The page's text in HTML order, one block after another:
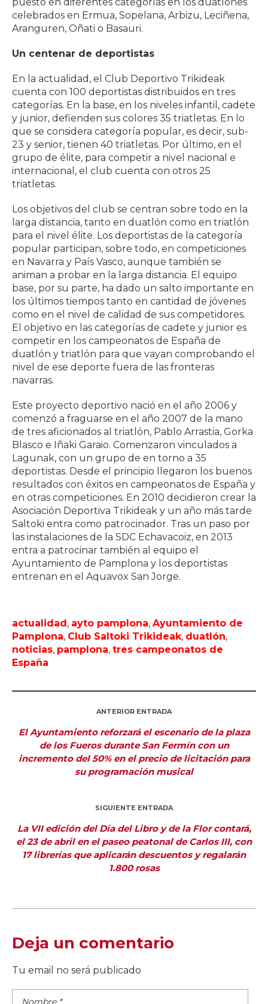
celebrados en Ermua, Sopelana, Arbizu, Leciñena,
Aranguren, Oñati o Basauri.
Un centenar de deportistas
En la actualidad, el Club Deportivo Trikideak
cuenta con 100 deportistas distribuidos en tres
categorías. En la base, en los niveles infantil, cadete
y junior, defienden sus colores 35 triatletas. En lo
que se considera categoría popular, es decir, sub-
23 y senior, tienen 40 triatletas. Por último, en el
grupo de élite, para competir a nivel nacional e
internacional, el club cuenta con otros 25
triatletas.
Los objetivos del club se centran sobre todo en la
larga distancia, tanto en duatlón como en triatlón
para el nivel élite. Los deportistas de la categoría
popular participan, sobre todo, en competiciones
en Navarra y País Vasco, aunque también se
animan a probar en la larga distancia. El equipo
base, por su parte, ha dado un salto importante en
los últimos tiempos tanto en cantidad de jóvenes
como en el nivel de calidad de sus competidores.
El objetivo en las categorías de cadete y junior es
competir en los campeonatos de España de
duatlón y triatlón para que vayan comprobando el
nivel de ese deporte fuera de las fronteras
navarras.
Este proyecto deportivo nació en el año 2006 y
comenzó a fraguarse en el año 2007 de la mano
de tres aficionados al triatlón, Pablo Arrastia, Gorka
Blasco e Iñaki Garaio. Comenzaron vinculados a
Lagunak, con un grupo de en torno a 35
deportistas. Desde el principio llegaron los buenos
resultados con éxitos en campeonatos de España y
en otras competiciones. En 2010 decidieron crear la
Asociación Deportiva Trikideak y un año más tarde
Saltoki entra como patrocinador. Tras un paso por
las instalaciones de la SDC Echavacoiz, en 2013
entra a patrocinar también al equipo el
Ayuntamiento de Pamplona y los deportistas
entrenan en el Aquavox San Jorge.
actualidad, ayto pamplona, Ayuntamiento de
Pamplona, Club Saltoki Trikideak, duatlón,
noticias, pamplona, tres campeonatos de
España
ANTERIOR ENTRADA
El Ayuntamiento reforzará el escenario de la plaza
de los Fueros durante San Fermín con un
incremento del 50% en el precio de licitación para
su programación musical
SIGUIENTE ENTRADA
La VII edición del Día del Libro y de la Flor contará,
el 23 de abril en el paseo peatonal de Carlos III, con
17 librerías que aplicarán descuentos y regalarán
1.800 rosas
Deja un comentario
Tu email no será publicado